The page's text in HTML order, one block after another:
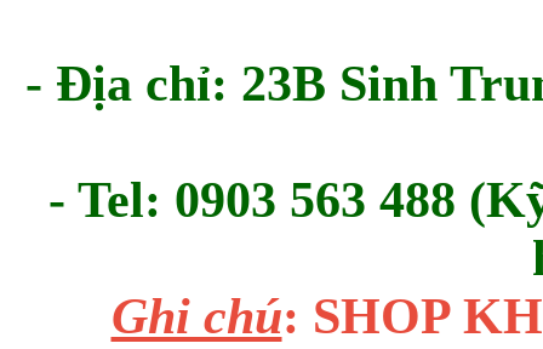
- Địa chỉ: 23B Sinh
- Tel: 0903 563 488
Ghi chú: SHOP